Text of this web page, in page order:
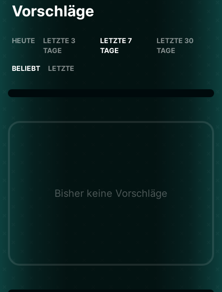
Vorschläge
HEUTE
LETZTE 3
TAGE
LETZTE 7
TAGE
LETZTE 30
TAGE
BELIEBT LETZTE
Bisher keine Vorschläge